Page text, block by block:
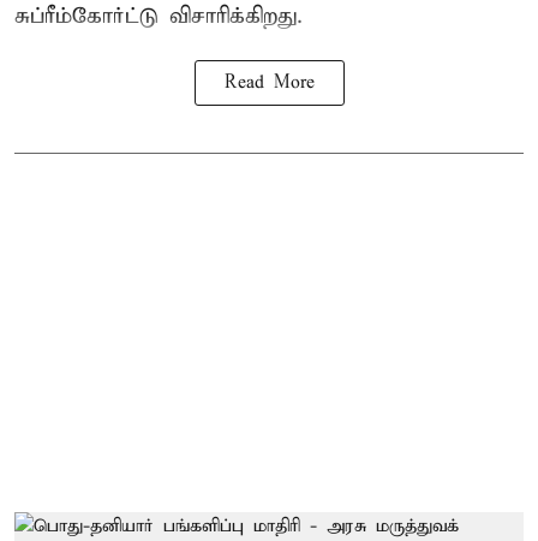
சுப்ரீம்கோர்ட்டு விசாரிக்கிறது.
Read More